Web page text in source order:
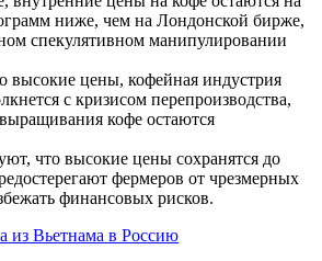
ниже, чем на Лондонской бирже,
спекулятивном манипулировании
высокие цены, кофейная индустрия
с кризисом перепроизводства,
кофе остаются
что высокие цены сохранятся до
фермеров от чрезмерных
финансовых рисков.
из Вьетнама в Россию